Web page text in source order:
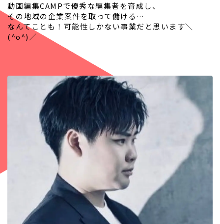
動画編集CAMPで優秀な編集者を育成し、
その地域の企業案件を取って儲ける…
なんてことも！可能性しかない事業だと思います＼
(^o^)／